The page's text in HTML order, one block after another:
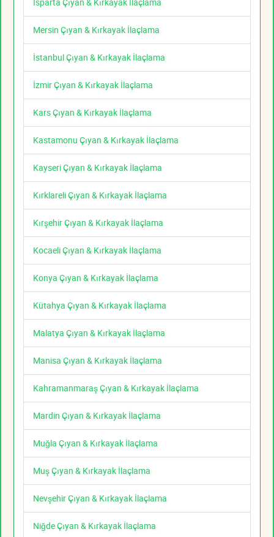
Mersin Çıyan & Kırkayak İlaçlama
İstanbul Çıyan & Kırkayak İlaçlama
İzmir Çıyan & Kırkayak İlaçlama
Kars Çıyan & Kırkayak İlaçlama
Kastamonu Çıyan & Kırkayak İlaçlama
Kayseri Çıyan & Kırkayak İlaçlama
Kırklareli Çıyan & Kırkayak İlaçlama
Kırşehir Çıyan & Kırkayak İlaçlama
Kocaeli Çıyan & Kırkayak İlaçlama
Konya Çıyan & Kırkayak İlaçlama
Kütahya Çıyan & Kırkayak İlaçlama
Malatya Çıyan & Kırkayak İlaçlama
Manisa Çıyan & Kırkayak İlaçlama
Kahramanmaraş Çıyan & Kırkayak İlaçlama
Mardin Çıyan & Kırkayak İlaçlama
Muğla Çıyan & Kırkayak İlaçlama
Muş Çıyan & Kırkayak İlaçlama
Nevşehir Çıyan & Kırkayak İlaçlama
Niğde Çıyan & Kırkayak İlaçlama